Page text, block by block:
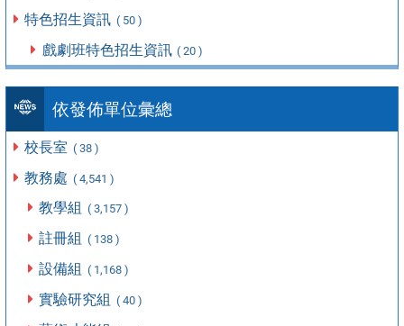
特色招生資訊 ( 50 )
戲劇班特色招生資訊 ( 20 )
依發佈單位彙總
校長室 ( 38 )
教務處 ( 4,541 )
教學組 ( 3,157 )
註冊組 ( 138 )
設備組 ( 1,168 )
實驗研究組 ( 40 )